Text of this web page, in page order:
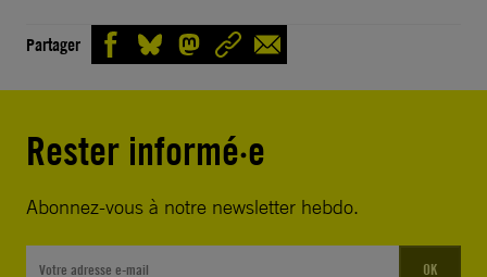
Partager
Rester informé·e
Abonnez-vous à notre newsletter hebdo.
OK